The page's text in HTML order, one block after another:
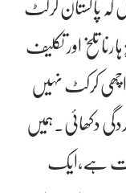
تلخ اور تکلیف
کرکٹ نہیں
دکھائی۔ہمیں
ہے،ایک